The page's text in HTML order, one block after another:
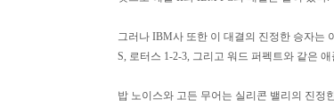
그러나 IBM사 또한 이 대결의 진정한 승자는
S, 로터스 1-2-3, 그리고 워드 퍼펙트와 같은
밥 노이스와 고든 무어는 실리콘 밸리의 진정